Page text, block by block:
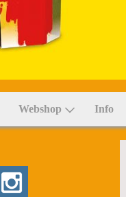
Webshop Info